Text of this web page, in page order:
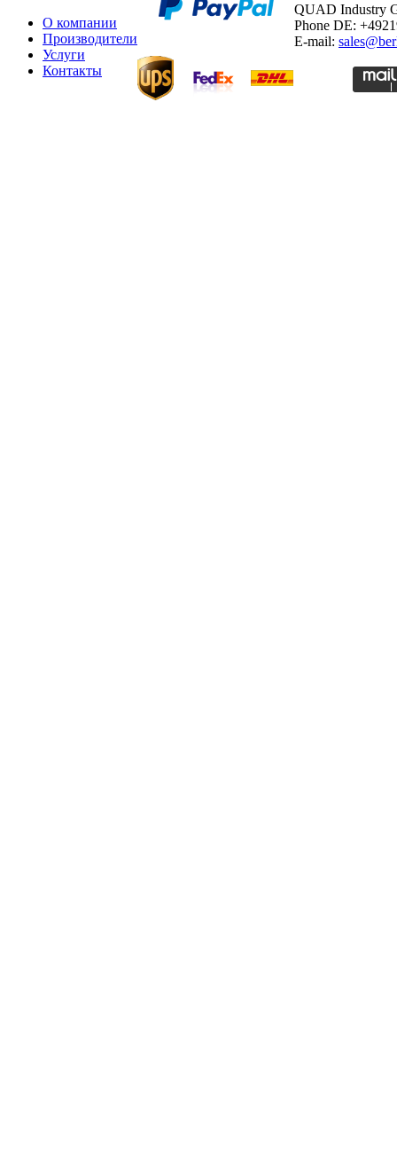
О компании
Производители
Услуги
Контакты
QUAD Industry
Phone DE:
E-mail: